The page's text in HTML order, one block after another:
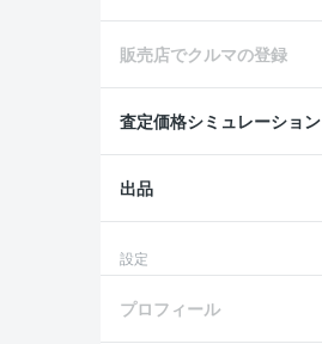
販売店でクルマの登録
査定価格シミュレーション
出品
設定
プロフィール